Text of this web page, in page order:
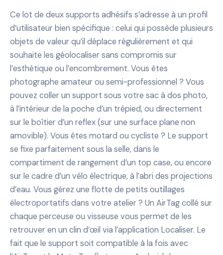
Ce lot de deux supports adhésifs s’adresse à un profil
d’utilisateur bien spécifique : celui qui possède plusieurs
objets de valeur qu’il déplace régulièrement et qui
souhaite les géolocaliser sans compromis sur
l’esthétique ou l’encombrement. Vous êtes
photographe amateur ou semi-professionnel ? Vous
pouvez coller un support sous votre sac à dos photo,
à l’intérieur de la poche d’un trépied, ou directement
sur le boîtier d’un reflex (sur une surface plane non
amovible). Vous êtes motard ou cycliste ? Le support
se fixe parfaitement sous la selle, dans le
compartiment de rangement d’un top case, ou encore
sur le cadre d’un vélo électrique, à l’abri des projections
d’eau. Vous gérez une flotte de petits outillages
électroportatifs dans votre atelier ? Un AirTag collé sur
chaque perceuse ou visseuse vous permet de les
retrouver en un clin d’œil via l’application Localiser. Le
fait que le support soit compatible à la fois avec